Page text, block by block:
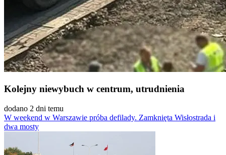
Kolejny niewybuch w centrum, utrudnienia
dodano 2 dni temu
W weekend w Warszawie próba defilady. Zamknięta Wisłostrada i
dwa mosty